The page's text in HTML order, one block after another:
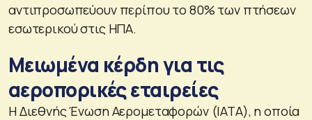
αντιπροσωπεύουν περίπου το 80% των πτήσεων
εσωτερικού στις ΗΠΑ.
Μειωμένα κέρδη για τις
αεροπορικές εταιρείες
Η Διεθνής Ένωση Αερομεταφορών (ΙΑΤΑ), η οποία